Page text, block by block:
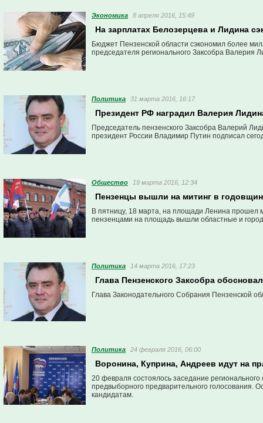
Экономика 8 апреля 2016, 15:49
На зарплатах Белозерцева и Лидина
Бюджет Пензенской области сэкономил более
председателя регионального Заксобра Валерия
Политика 31 марта 2016, 16:17
Президент РФ наградил Валерия
Председатель пензенского Заксобра Валерий
президент России Владимир Путин подписал
Общество 19 марта 2016, 12:34
Пензенцы вышли на митинг в
В пятницу, 18 марта, на площади Ленина прошел
пензенцами на площадь вышли областные и
Политика 14 марта 2016, 17:23
Глава Пензенского Заксобра
Глава Законодательного Собрания Пензенской
Политика 24 февраля 2016, 06:00
Воронина, Куприна, Андреев идут на
20 февраля состоялось заседание
предвыборного предварительного голосования.
кандидатам.